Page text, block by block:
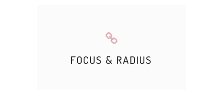
FOCUS & RADIUS